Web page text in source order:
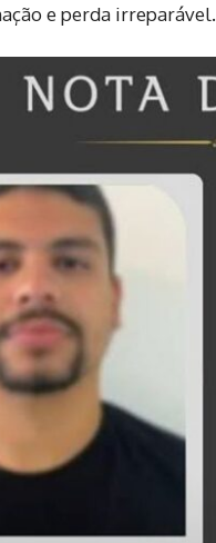
e perda irreparável.